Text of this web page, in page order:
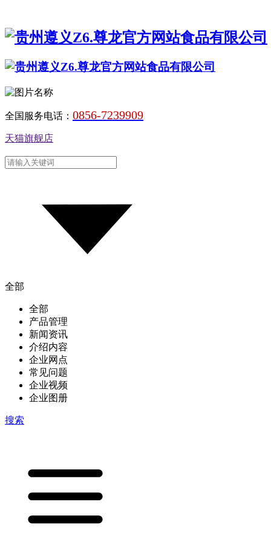
全国服务电话： 0856-7239909
天猫旗舰店
全部
全部
产品管理
新闻资讯
介绍内容
企业网点
常见问题
企业视频
企业图册
搜索